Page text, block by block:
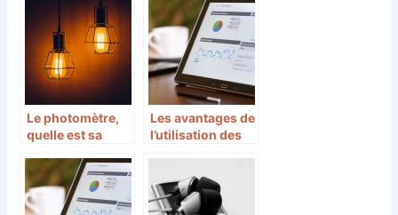
jeux vidéo
Le photomètre,
quelle est sa
Les avantages de
l’utilisation des